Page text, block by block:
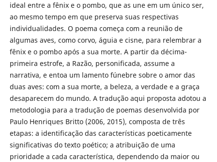
ideal entre a fênix e o pombo, que as une em um único ser,
ao mesmo tempo em que preserva suas respectivas
individualidades. O poema começa com a reunião de
algumas aves, como corvo, águia e cisne, para relembrar a
fênix e o pombo após a sua morte. A partir da décima-
primeira estrofe, a Razão, personificada, assume a
narrativa, e entoa um lamento fúnebre sobre o amor das
duas aves: com a sua morte, a beleza, a verdade e a graça
desaparecem do mundo. A tradução aqui proposta adotou a
metodologia para a tradução de poemas desenvolvida por
Paulo Henriques Britto (2006, 2015), composta de três
etapas: a identificação das características poeticamente
significativas do texto poético; a atribuição de uma
prioridade a cada característica, dependendo da maior ou